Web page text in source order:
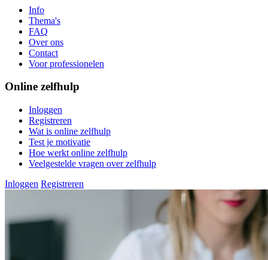
Info
Thema's
FAQ
Over ons
Contact
Voor professionelen
Online zelfhulp
Inloggen
Registreren
Wat is online zelfhulp
Test je motivatie
Hoe werkt online zelfhulp
Veelgestelde vragen over zelfhulp
Inloggen Registreren